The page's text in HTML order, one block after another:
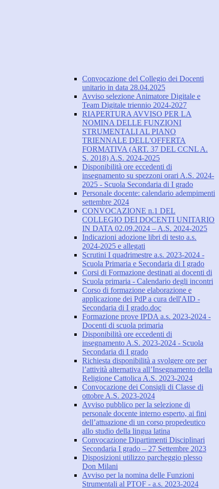
Convocazione del Collegio dei Docenti
unitario in data 28.04.2025
Avviso selezione Animatore Digitale e
Team Digitale triennio 2024-2027
RIAPERTURA AVVISO PER LA
NOMINA DELLE FUNZIONI
STRUMENTALI AL PIANO
TRIENNALE DELL'OFFERTA
FORMATIVA (ART. 37 DEL CCNL A.
S. 2018) A.S. 2024-2025
Disponibilità ore eccedenti di
insegnamento su spezzoni orari A.S. 2024-
2025 - Scuola Secondaria di I grado
Personale docente: calendario adempimenti
settembre 2024
CONVOCAZIONE n.1 DEL
COLLEGIO DEI DOCENTI UNITARIO
IN DATA 02.09.2024 – A.S. 2024-2025
Indicazioni adozione libri di testo a.s.
2024-2025 e allegati
Scrutini I quadrimestre a.s. 2023-2024 -
Scuola Primaria e Secondaria di I grado
Corsi di Formazione destinati ai docenti di
Scuola primaria - Calendario degli incontri
Corso di formazione elaborazione e
applicazione dei PdP a cura dell'AID -
Secondaria di I grado.doc
Formazione prove IPDA a.s. 2023-2024 -
Docenti di scuola primaria
Disponibilità ore eccedenti di
insegnamento A.S. 2023-2024 - Scuola
Secondaria di I grado
Richiesta disponibilità a svolgere ore per
l’attività alternativa all’Insegnamento della
Religione Cattolica A.S. 2023-2024
Convocazione dei Consigli di Classe di
ottobre A.S. 2023-2024
Avviso pubblico per la selezione di
personale docente interno esperto, ai fini
dell’attuazione di un corso propedeutico
allo studio della lingua latina
Convocazione Dipartimenti Disciplinari
Secondaria I grado – 27 Settembre 2023
Disposizioni utilizzo parcheggio plesso
Don Milani
Avviso per la nomina delle Funzioni
Strumentali al PTOF - a.s. 2023-2024